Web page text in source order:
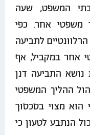
המשפט, שעה
משפטי אחר. כפי
לתביעה
אחר במקביל, אף
נושא התביעה דנן
ההליך המשפטי
הוא מצוי בסכסוך
הנתבע לטעון כי